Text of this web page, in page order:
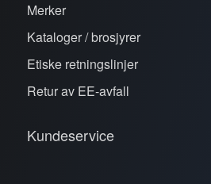
Merker
Kataloger / brosjyrer
Etiske retningslinjer
Retur av EE-avfall
Kundeservice